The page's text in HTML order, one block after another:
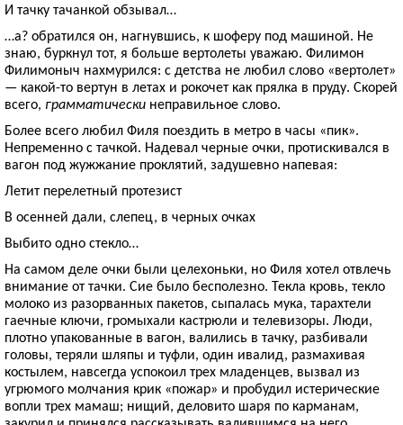
И тачку тачанкой обзывал…
…а? обратился он, нагнувшись, к шоферу под машиной. Не
знаю, буркнул тот, я больше вертолеты уважаю. Филимон
Филимоныч нахмурился: с детства не любил слово «вертолет»
— какой-то вертун в летах и рокочет как прялка в пруду. Скорей
всего, грамматически неправильное слово.
Более всего любил Филя поездить в метро в часы «пик».
Непременно с тачкой. Надевал черные очки, протискивался в
вагон под жужжание проклятий, задушевно напевая:
Летит перелетный протезист
В осенней дали, слепец, в черных очках
Выбито одно стекло…
На самом деле очки были целехоньки, но Филя хотел отвлечь
внимание от тачки. Сие было бесполезно. Текла кровь, текло
молоко из разорванных пакетов, сыпалась мука, тарахтели
гаечные ключи, громыхали кастрюли и телевизоры. Люди,
плотно упакованные в вагон, валились в тачку, разбивали
головы, теряли шляпы и туфли, один ивалид, размахивая
костылем, навсегда успокоил трех младенцев, вызвал из
угрюмого молчания крик «пожар» и пробудил истерические
вопли трех мамаш; нищий, деловито шаря по карманам,